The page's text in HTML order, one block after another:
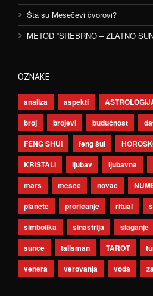
Šta su Mesečevi čvorovi?
METOD “SREBRNO – ZLATNO
OZNAKE
analiza aspekti
broj
brojevi budućnost
FENG SHUI
feng šui
KRISTALI
ljubav ljubavna
mars
mesec novac
planete
proricanje ritual
simbolika
sinastrija slaganje
sunce
talisman TAROT
venera
verovanja voda